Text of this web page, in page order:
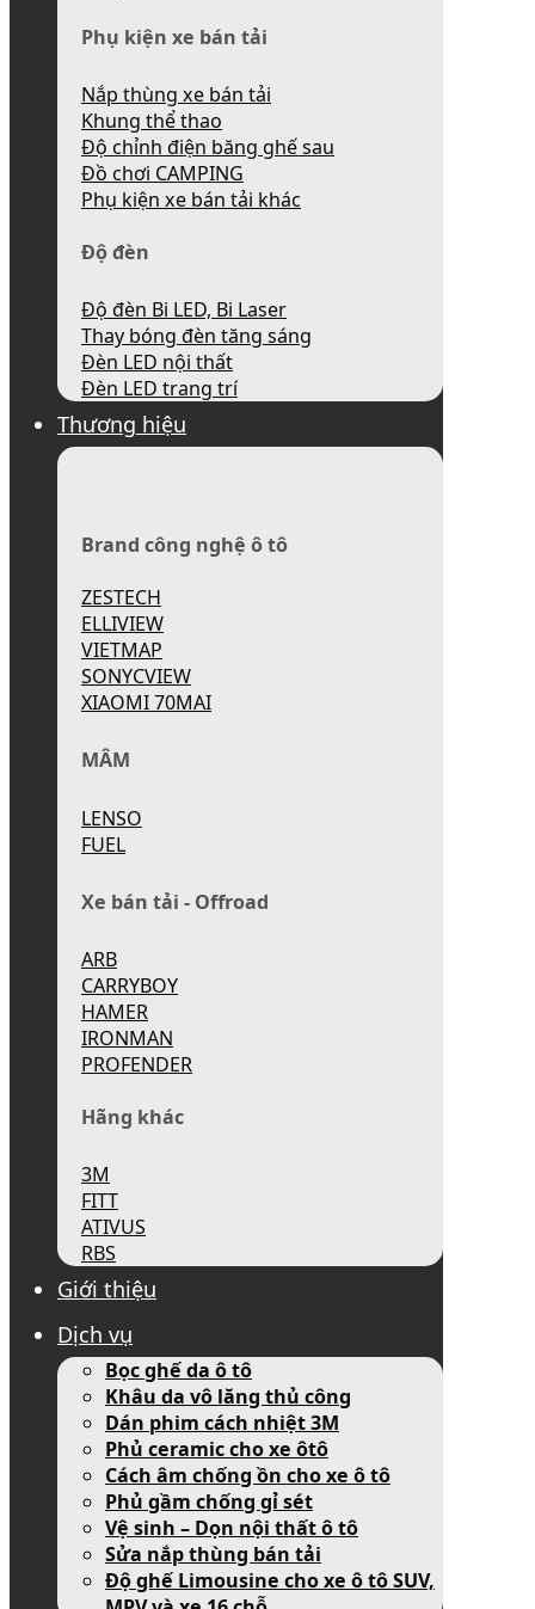
Phụ kiện xe bán tải
Nắp thùng xe bán tải
Khung thể thao
Độ chỉnh điện băng ghế sau
Đồ chơi CAMPING
Phụ kiện xe bán tải khác
Độ đèn
Độ đèn Bi LED, Bi Laser
Thay bóng đèn tăng sáng
Đèn LED nội thất
Đèn LED trang trí
Thương hiệu
Brand công nghệ ô tô
ZESTECH
ELLIVIEW
VIETMAP
SONYCVIEW
XIAOMI 70MAI
MÂM
LENSO
FUEL
Xe bán tải - Offroad
ARB
CARRYBOY
HAMER
IRONMAN
PROFENDER
Hãng khác
3M
FITT
ATIVUS
RBS
Giới thiệu
Dịch vụ
Bọc ghế da ô tô
Khâu da vô lăng thủ công
Dán phim cách nhiệt 3M
Phủ ceramic cho xe ôtô
Cách âm chống ồn cho xe ô tô
Phủ gầm chống gỉ sét
Vệ sinh – Dọn nội thất ô tô
Sửa nắp thùng bán tải
Độ ghế Limousine cho xe ô tô SUV,